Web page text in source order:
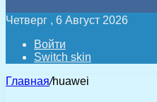
Четверг , 6 Август 2026
Войти
Switch skin
Главная/huawei